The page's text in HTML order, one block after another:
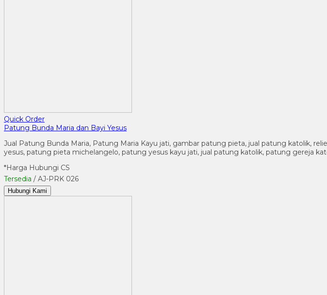
Quick Order
Patung Bunda Maria dan Bayi Yesus
Jual Patung Bunda Maria, Patung Maria Kayu jati, gambar patung pieta, jual patung katolik,
yesus, patung pieta michelangelo, patung yesus kayu jati, jual patung katolik, patung gereja
*Harga Hubungi CS
Tersedia / AJ-PRK 026
Hubungi Kami